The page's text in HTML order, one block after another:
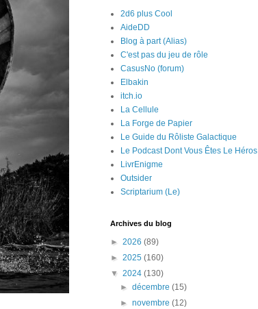
2d6 plus Cool
AideDD
Blog à part (Alias)
C'est pas du jeu de rôle
CasusNo (forum)
Elbakin
itch.io
La Cellule
La Forge de Papier
Le Guide du Rôliste Galactique
Le Podcast Dont Vous Êtes Le Héros
LivrEnigme
Outsider
Scriptarium (Le)
Archives du blog
► 2026 (89)
► 2025 (160)
▼ 2024 (130)
►décembre(15)
►novembre(12)